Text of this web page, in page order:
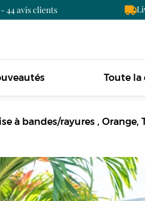
44 avis clients
Toute
à bandes/rayures , Orange,